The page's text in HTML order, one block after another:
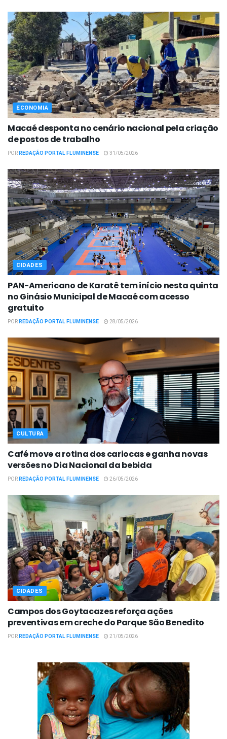
ECONOMIA
Macaé desponta no cenário nacional pela criação
de postos de trabalho
PORREDAÇÃO PORTAL FLUMINENSE 31/05/2026
CIDADES
PAN-Americano de Karatê tem início nesta quinta
no Ginásio Municipal de Macaé com acesso
gratuito
PORREDAÇÃO PORTAL FLUMINENSE 28/05/2026
CULTURA
Café move a rotina dos cariocas e ganha novas
versões no Dia Nacional da bebida
PORREDAÇÃO PORTAL FLUMINENSE 26/05/2026
CIDADES
Campos dos Goytacazes reforça ações
preventivas em creche do Parque São Benedito
PORREDAÇÃO PORTAL FLUMINENSE 21/05/2026